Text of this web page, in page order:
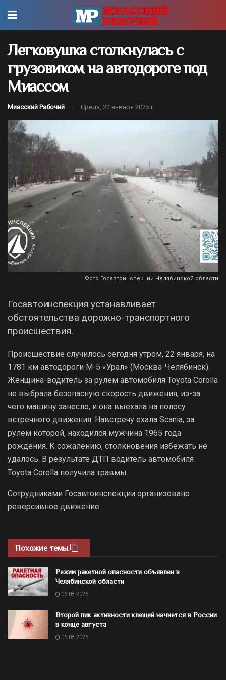
Легковушка столкнулась с
грузовиком на автодороге под
Миассом
Миасский Рабочий Среда, 22 января 2025 г.
Фото Госавтоинспекции Челябинской области
Госавтоинспекция устанавливает
обстоятельства дорожно-транспортного
происшествия.
Происшествие случилось сегодня утром, 22 января, на
1781 км автодороги М-5 «Урал» (Москва-Челябинск).
Женщина-водитель за рулем автомобиля Toyota Corolla
не выбрала безопасную скорость движения, из-за
чего машину занесло, и она выехала на полосу
встречного движения. Навстречу ехала Scania, за
рулем которой, находился мужчина 1965 года
рождения. К сожалению, столкновения избежать не
удалось. В результате ДТП водитель автомобиля
Toyota Corolla получила травмы.
Сотрудниками Госавтоинспекции организовано
реверсивное движение.
Похожие темы
Режим ракетной опасности объявлен в
Челябинской области
06.08.2026
Второй пик активности клещей начнется в России
в конце августа
06.08.2026